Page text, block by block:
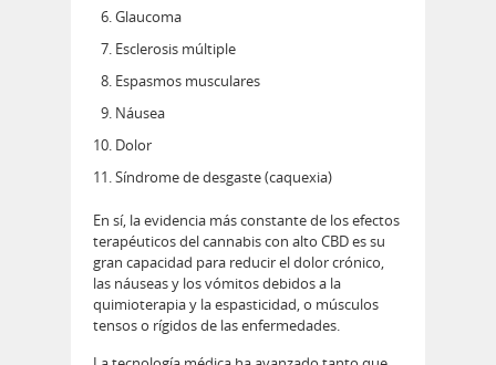
Glaucoma
Esclerosis múltiple
Espasmos musculares
Náusea
Dolor
Síndrome de desgaste (caquexia)
En sí, la evidencia más constante de los efectos
terapéuticos del cannabis con alto CBD es su
gran capacidad para reducir el dolor crónico,
las náuseas y los vómitos debidos a la
quimioterapia y la espasticidad, o músculos
tensos o rígidos de las enfermedades.